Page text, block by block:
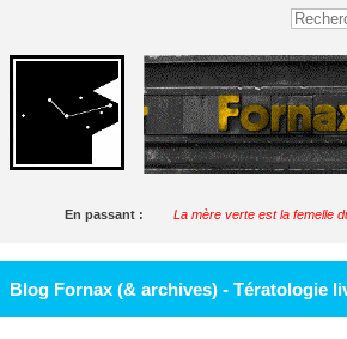
En passant : La mère verte est la femelle
Blog Fornax (& archives) - Tératologie